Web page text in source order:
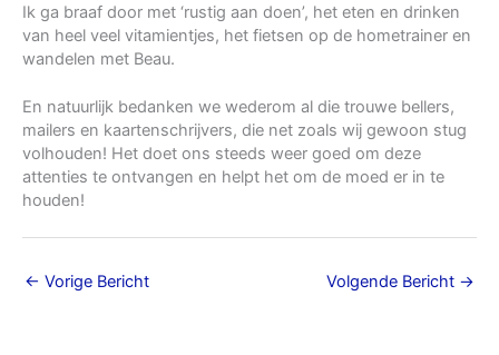
Ik ga braaf door met ‘rustig aan doen’, het eten en drinken
van heel veel vitamientjes, het fietsen op de hometrainer en
wandelen met Beau.
En natuurlijk bedanken we wederom al die trouwe bellers,
mailers en kaartenschrijvers, die net zoals wij gewoon stug
volhouden! Het doet ons steeds weer goed om deze
attenties te ontvangen en helpt het om de moed er in te
houden!
← Vorige Bericht Volgende Bericht →